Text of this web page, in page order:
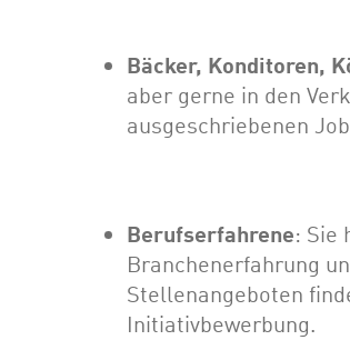
Bäcker, Konditoren,
aber gerne in den
ausgeschriebenen
Berufserfahrene: Sie
Branchenerfahrung
Stellenangeboten
Initiativbewerbung.